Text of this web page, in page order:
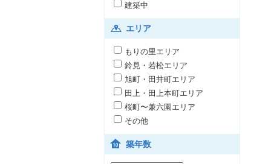
建築中
エリア
もりの里エリア
鈴見・若松エリア
旭町・田井町エリア
田上・田上本町エリア
桜町〜兼六園エリア
その他
築年数